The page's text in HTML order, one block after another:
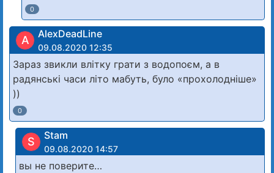
0
A AlexDeadLine
09.08.2020 12:35
Зараз звикли влітку грати з водопоєм, а в
радянські часи літо мабуть, було «прохолодніше»
))
0
S Stam
09.08.2020 14:57
вы не поверите…